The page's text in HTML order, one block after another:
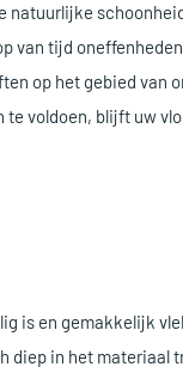
natuurlijke
van tijd
op het gebied van
voldoen, blijft uw
is en gemakkelijk
diep in het